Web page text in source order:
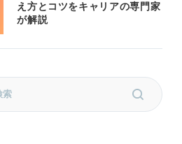
え方とコツをキャリアの専門家
が解説